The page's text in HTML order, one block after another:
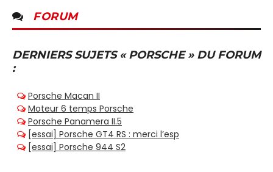
FORUM
DERNIERS SUJETS « PORSCHE » DU FORUM
: